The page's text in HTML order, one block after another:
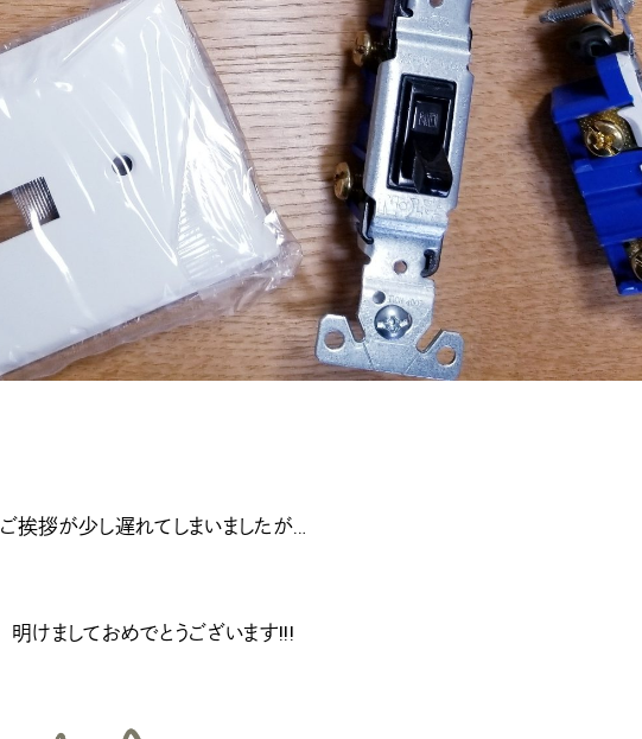
ご挨拶が少し遅れてしまいましたが…
明けましておめでとうございます!!!